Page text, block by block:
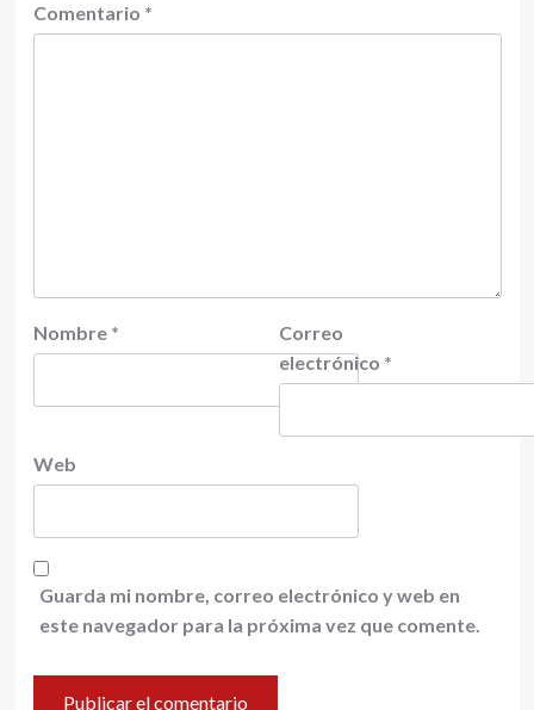
Comentario *
Nombre *
Correo
electrónico *
Web
Guarda mi nombre, correo electrónico y web en
este navegador para la próxima vez que comente.